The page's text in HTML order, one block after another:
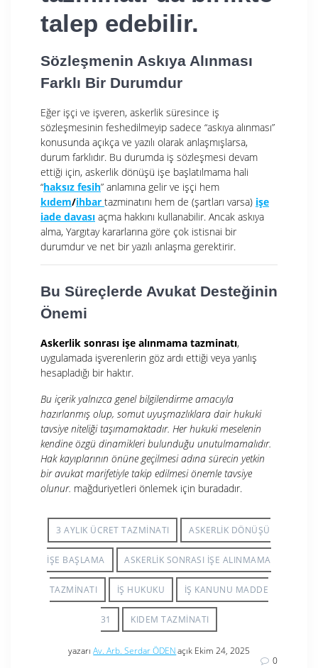
talep edebilir.
Sözleşmenin Askıya Alınması
Farklı Bir Durumdur
Eğer işçi ve işveren, askerlik süresince iş
sözleşmesinin feshedilmeyip sadece “askıya alınması”
konusunda açıkça ve yazılı olarak anlaşmışlarsa,
durum farklıdır. Bu durumda iş sözleşmesi devam
ettiği için, askerlik dönüşü işe başlatılmama hali
“haksız fesih” anlamına gelir ve işçi hem
kıdem/ihbar tazminatını hem de (şartları varsa) işe
iade davası açma hakkını kullanabilir. Ancak askıya
alma, Yargıtay kararlarına göre çok istisnai bir
durumdur ve net bir yazılı anlaşma gerektirir.
Bu Süreçlerde Avukat Desteğinin
Önemi
Askerlik sonrası işe alınmama tazminatı,
uygulamada işverenlerin göz ardı ettiği veya yanlış
hesapladığı bir haktır.
Bu içerik yalnızca genel bilgilendirme amacıyla
hazırlanmış olup, somut uyuşmazlıklara dair hukuki
tavsiye niteliği taşımamaktadır. Her hukuki meselenin
kendine özgü dinamikleri bulunduğu unutulmamalıdır.
Hak kayıplarının önüne geçilmesi adına sürecin yetkin
bir avukat marifetiyle takip edilmesi önemle tavsiye
olunur. mağduriyetleri önlemek için buradadır.
3 AYLIK ÜCRET TAZMINATI ASKERLIK DÖNÜŞÜ
IŞE BAŞLAMA ASKERLIK SONRASI IŞE ALINMAMA
TAZMINATI IŞ HUKUKU IŞ KANUNU MADDE
31 KIDEM TAZMINATI
yazarıAv. Arb. Serdar ÖDENaçık Ekim 24, 2025
0